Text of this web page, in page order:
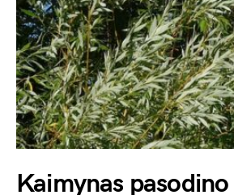
Kaimynas pasodino